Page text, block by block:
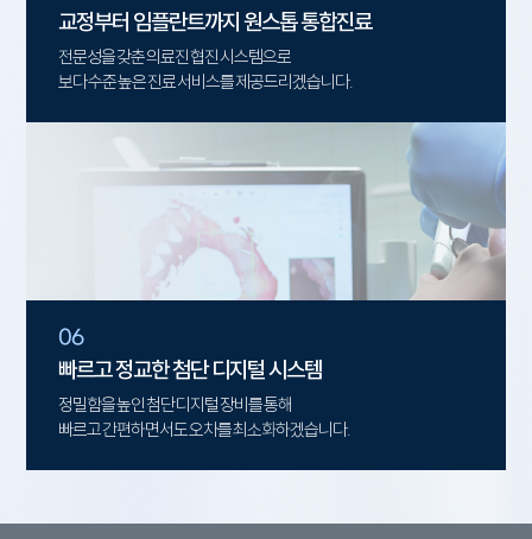
교정부터 임플란트까지 원스톱 통합진료
전문성을 갖춘 의료진 협진 시스템으로
보다 수준 높은 진료 서비스를 제공드리겠습니다.
06
빠르고 정교한 첨단 디지털 시스템
정밀함을 높인 첨단 디지털 장비를 통해
빠르고 간편하면서도 오차를 최소화하겠습니다.